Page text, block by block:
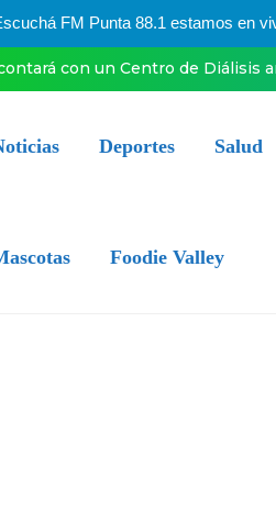
FM Punta 88.1 estamos en
con un Centro de Diálisis
Deportes Salud
Foodie Valley